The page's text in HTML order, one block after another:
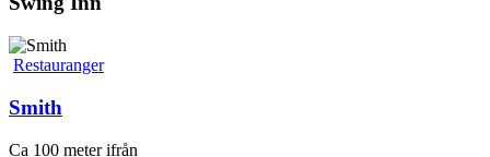
Restauranger
Smith
Ca 100 meter ifrån